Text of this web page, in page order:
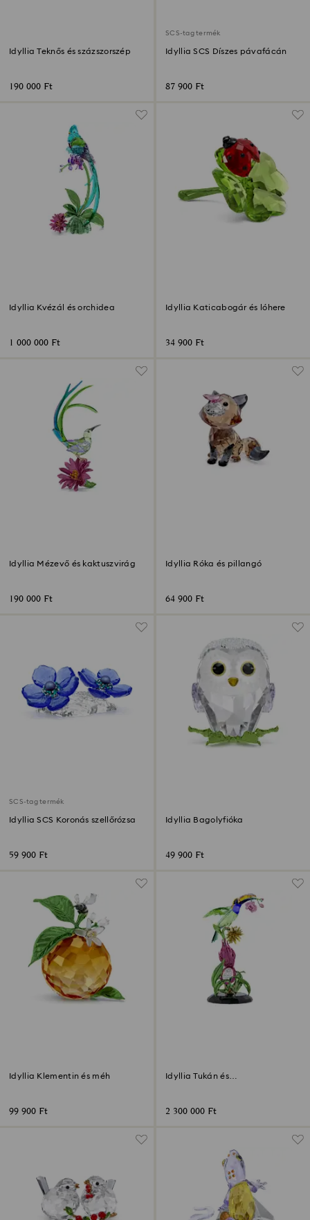
Idyllia Teknős és százszorszép
190 000 Ft
SCS-tag termék
Idyllia SCS Díszes pávafácán
87 900 Ft
Idyllia Kvézál és orchidea
1 000 000 Ft
Idyllia Katicabogár és lóhere
34 900 Ft
Idyllia Mézevő és kaktuszvirág
190 000 Ft
Idyllia Róka és pillangó
64 900 Ft
SCS-tag termék
Idyllia SCS Koronás szellőrózsa
59 900 Ft
Idyllia Bagolyfióka
49 900 Ft
Idyllia Klementin és méh
99 900 Ft
Idyllia Tukán és
2 300 000 Ft